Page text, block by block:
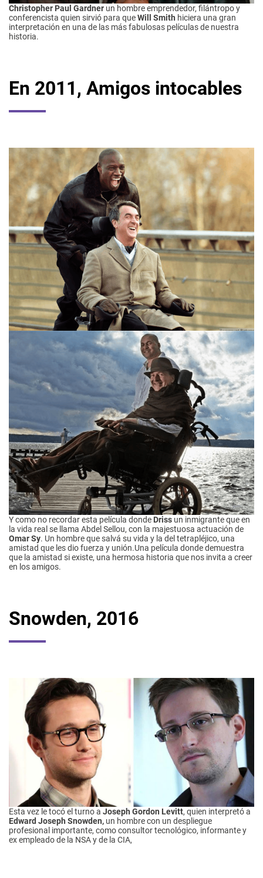
Christopher Paul Gardner un hombre emprendedor, filántropo y
conferencista quien sirvió para queWill Smith hiciera una gran
interpretación en una de las más fabulosas películas de nuestra
historia.
En 2011, Amigos intocables
Y como no recordar esta película donde Driss un inmigrante que en
la vida real se llama Abdel Sellou, con la majestuosa actuación de
Omar Sy. Un hombre que salvá su vida y la del tetrapléjico, una
amistad que les dio fuerza y unión.Una película donde demuestra
que la amistad si existe, una hermosa historia que nos invita a creer
en los amigos.
Snowden, 2016
Esta vez le tocó el turno a Joseph Gordon Levitt, quien interpretó a
Edward Joseph Snowden, un hombre con un despliegue
profesional importante, como consultor tecnológico, informante y
ex empleado de la NSA y de la CIA,